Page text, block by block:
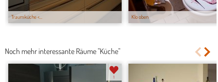
Traumküche <... Klo oben
Noch mehr interessante Räume "Küche"
1